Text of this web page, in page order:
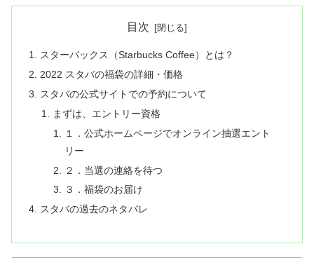
目次
スターバックス（Starbucks Coffee）とは？
2022 スタバの福袋の詳細・価格
スタバの公式サイトでの予約について
まずは、エントリー資格
１．公式ホームページでオンライン抽選エント
リー
２．当選の連絡を待つ
３．福袋のお届け
スタバの過去のネタバレ